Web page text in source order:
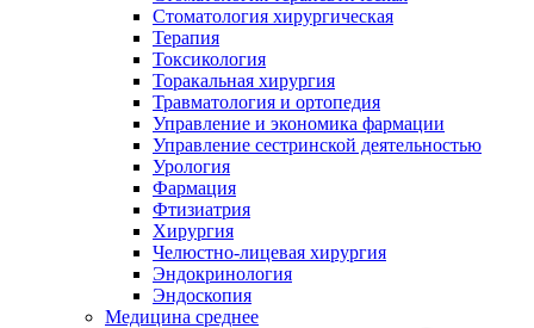
Стоматология хирургическая
Терапия
Токсикология
Торакальная хирургия
Травматология и ортопедия
Управление и экономика фармации
Управление сестринской деятельностью
Урология
Фармация
Фтизиатрия
Хирургия
Челюстно-лицевая хирургия
Эндокринология
Эндоскопия
Медицина среднее